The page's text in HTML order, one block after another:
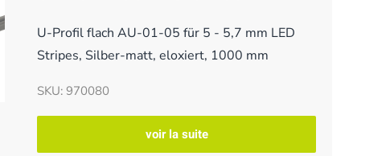
U-Profil flach AU-01-05 für 5 - 5,7 mm LED
Stripes, Silber-matt, eloxiert, 1000 mm
SKU: 970080
voir la suite